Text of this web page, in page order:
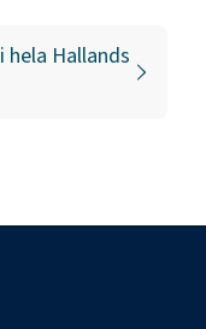
i hela Hallands